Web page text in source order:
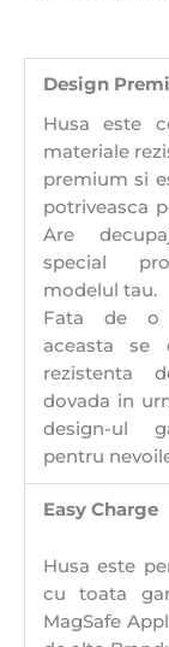
Design
Husa este
materiale
premium si
potriveasca
Are
special
modelul tau.
Fata de o
aceasta se
rezistenta
dovada in
design-ul
pentru
Easy Charge
Husa este
cu toata
MagSafe